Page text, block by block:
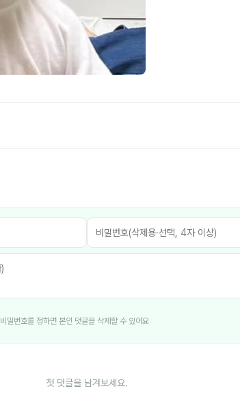
비밀번호를 정하면 본인 댓글을 삭제할 수 있어요
첫 댓글을 남겨보세요.